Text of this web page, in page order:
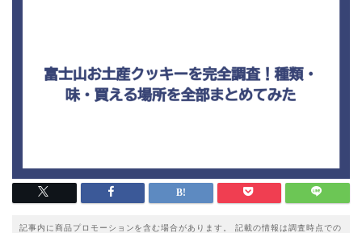
記事内に商品プロモーションを含む場合があります。 記載の情報は調査時点での